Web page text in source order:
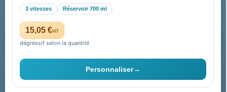
3 vitesses Réservoir 700 ml
15,05 €HT
dégressif selon la quantité
Personnaliser→
Vous pouvez vous désinscrire à tout moment. Vous trouverez pour
cela nos informations de contact dans les conditions d'utilisation du
site.